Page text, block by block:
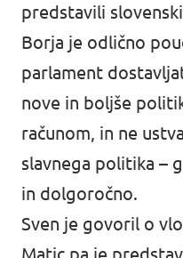
predstavili
Borja je odlično
parlament
nove in boljše
računom, in ne
slavnega politika –
in dolgoročno.
Sven je govoril o
Matic pa je